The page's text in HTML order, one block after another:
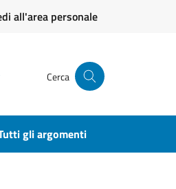
all'area personale
Cerca
gli argomenti